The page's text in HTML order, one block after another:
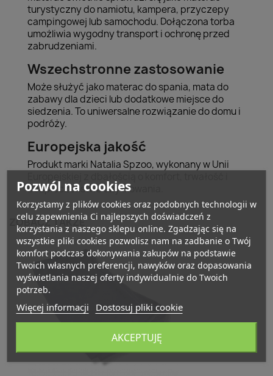
turystyczny do namiotu, kampera, przyczepy
campingowej lub samochodu. Dołączona torba
umożliwia wygodny transport i ochronę przed
zabrudzeniami.
Wszechstronne zastosowanie
Może służyć jako materac do spania, mata do
zabawy dla dzieci lub dodatkowe miejsce do
siedzenia. To uniwersalne rozwiązanie do domu i
podróży.
Europejska jakość
Produkt marki Natalia Spzoo, wykonany w Unii
bezpieczeństwo użytkowania.
ZOBACZ TAKŻE
Pozwól na cookies
Korzystamy z plików cookies oraz podobnych technologii w
celu zapewnienia Ci najlepszych doświadczeń z
korzystania z naszego sklepu online. Zgadzając się na
wszystkie pliki cookies pozwolisz nam na zadbanie o Twój
komfort podczas dokonywania zakupów na podstawie
Twoich własnych preferencji, nawyków oraz dopasowania
wyświetlania naszej oferty indywidualnie do Twoich
potrzeb.
Więcej informacji Dostosuj pliki cookie
AKCEPTUJĘ